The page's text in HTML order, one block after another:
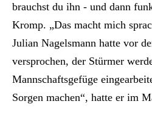
brauchst du ihn - und dann
Kromp. „Das macht mich
Julian Nagelsmann hatte vor
versprochen, der Stürmer
Mannschaftsgefüge
Sorgen machen“, hatte er im